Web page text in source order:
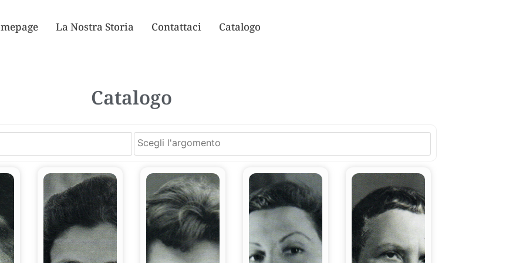
La Nostra Storia Contattaci Catalogo
Catalogo